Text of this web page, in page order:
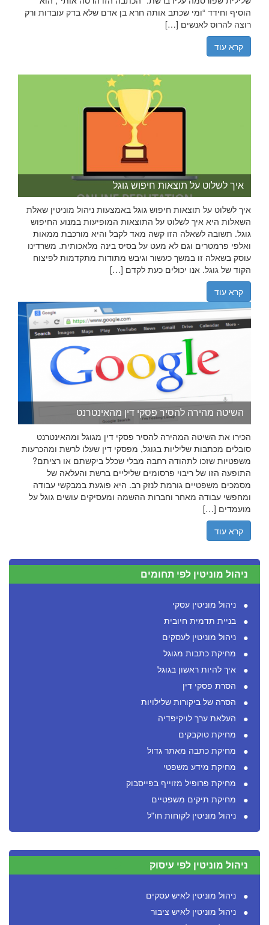
הוסיף וחידד “ומי שכתב אותה חרא בן אדם שלא בדק עובדות ורק
רוצה להרוס לאנשים […]
קרא עוד
איך לשלוט על תוצאות חיפוש גוגל
איך לשלוט על תוצאות חיפוש גוגל באמצעות ניהול מוניטין שאלת
השאלות היא איך לשלוט על התוצאות המופיעות במנוע החיפוש
גוגל. תשובה לשאלה הזו קשה מאד לקבל והיא מורכבת ממאות
ואלפי פרמטרים וגם לא מעט על בסיס בינה מלאכותית. משרדינו
עוסק בשאלה זו במשך כעשור וגיבש מתודות מתקדמות לפיצוח
הקוד של גוגל. אנו יכולים כעת לקדם […]
קרא עוד
השיטה מהירה להסיר פסקי דין מהאינטרנט
הכירו את השיטה המהירה להסיר פסקי דין מגוגל ומהאינטרנט
סובלים מכתבות שליליות בגוגל, מפסקי דין שעלו לרשת ומהכרעות
משפטיות שזכו לתהודה רחבה מבלי שכלל ביקשתם או רציתם?
התופעה הזו של ריבוי פרסומים שליליים ברשת והעלאה של
מסמכים משפטיים גורמת לנזק רב. היא פוגעת במבקשי עבודה
ומחפשי עבודה מאחר וחברות ההשמה ומעסיקים עושים גוגל על
מועמדים […]
קרא עוד
ניהול מוניטין לפי תחומים
ניהול מוניטין עסקי
בניית תדמית חיובית
ניהול מוניטין לעסקים
מחיקת כתבות מגוגל
איך להיות ראשון בגוגל
הסרת פסקי דין
הסרה של ביקורות שלילויות
העלאת ערך לויקיפדיה
מחיקת טוקבקים
מחיקת כתבה מאתר גדול
מחיקת מידע משפטי
מחיקת פרופיל מזוייף בפייסבוק
מחיקת תיקים משפטיים
ניהול מוניטין לקוחות חו"ל
ניהול מוניטין לפי עיסוק
ניהול מוניטין לאיש עסקים
ניהול מוניטין לאיש ציבור